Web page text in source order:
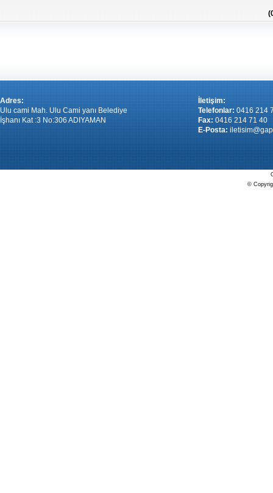
(
Adres:
Ulu cami Mah. Ulu Cami yanı Belediye
İşhanı Kat :3 No:306 ADIYAMAN
İletişim:
Telefonlar: 0416 214
Fax: 0416 214 71 40
E-Posta:
©